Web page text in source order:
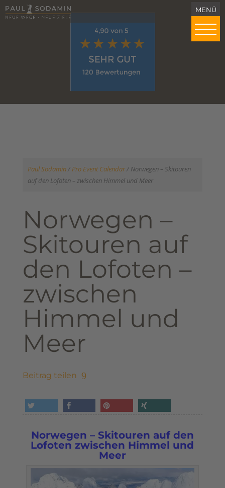
Paul Sodamin/Pro Event Calendar/ Norwegen – Skitouren
auf den Lofoten – zwischen Himmel und Meer
Norwegen –
Skitouren auf
den Lofoten –
zwischen
Himmel und
Meer
Beitrag teilen
Norwegen – Skitouren auf den
Lofoten zwischen Himmel und
Meer